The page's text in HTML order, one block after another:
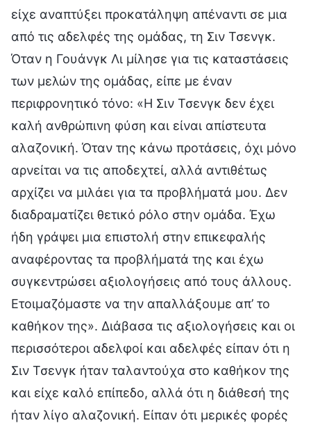
είχε αναπτύξει προκατάληψη απέναντι σε μια
από τις αδελφές της ομάδας, τη Σιν Τσενγκ.
Όταν η Γουάνγκ Λι μίλησε για τις καταστάσεις
των μελών της ομάδας, είπε με έναν
περιφρονητικό τόνο: «Η Σιν Τσενγκ δεν έχει
καλή ανθρώπινη φύση και είναι απίστευτα
αλαζονική. Όταν της κάνω προτάσεις, όχι μόνο
αρνείται να τις αποδεχτεί, αλλά αντιθέτως
αρχίζει να μιλάει για τα προβλήματά μου. Δεν
διαδραματίζει θετικό ρόλο στην ομάδα. Έχω
ήδη γράψει μια επιστολή στην επικεφαλής
αναφέροντας τα προβλήματά της και έχω
συγκεντρώσει αξιολογήσεις από τους άλλους.
Ετοιμαζόμαστε να την απαλλάξουμε απ’ το
καθήκον της». Διάβασα τις αξιολογήσεις και οι
περισσότεροι αδελφοί και αδελφές είπαν ότι η
Σιν Τσενγκ ήταν ταλαντούχα στο καθήκον της
και είχε καλό επίπεδο, αλλά ότι η διάθεσή της
ήταν λίγο αλαζονική. Είπαν ότι μερικές φορές